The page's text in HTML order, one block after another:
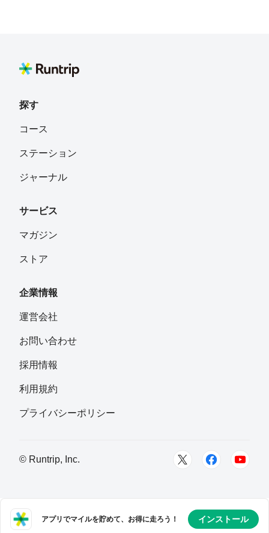
探す
コース
ステーション
ジャーナル
サービス
マガジン
ストア
企業情報
運営会社
お問い合わせ
採用情報
利用規約
プライバシーポリシー
© Runtrip, Inc.
アプリでマイルを貯めて、お得に走ろう！ インストール